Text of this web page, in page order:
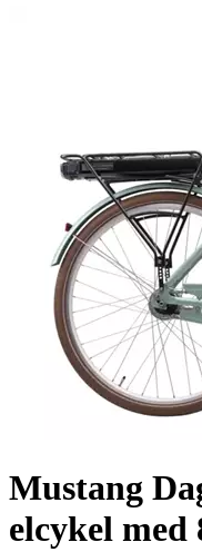
Mustang
elcykel med